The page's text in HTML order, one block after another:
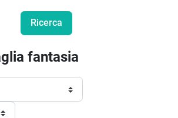
fantasia